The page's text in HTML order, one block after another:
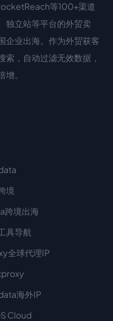
等100+渠道
独立站等平台的外贸卖
企业出海。作为外贸获客
，自动过滤无效数据，
。
境
跨境出海
具导航
全球代理IP
海外IP
Cloud